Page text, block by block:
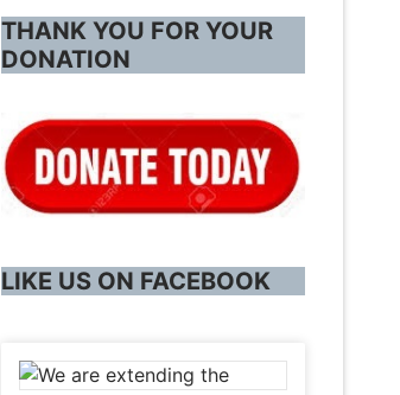
THANK YOU FOR YOUR
DONATION
LIKE US ON FACEBOOK